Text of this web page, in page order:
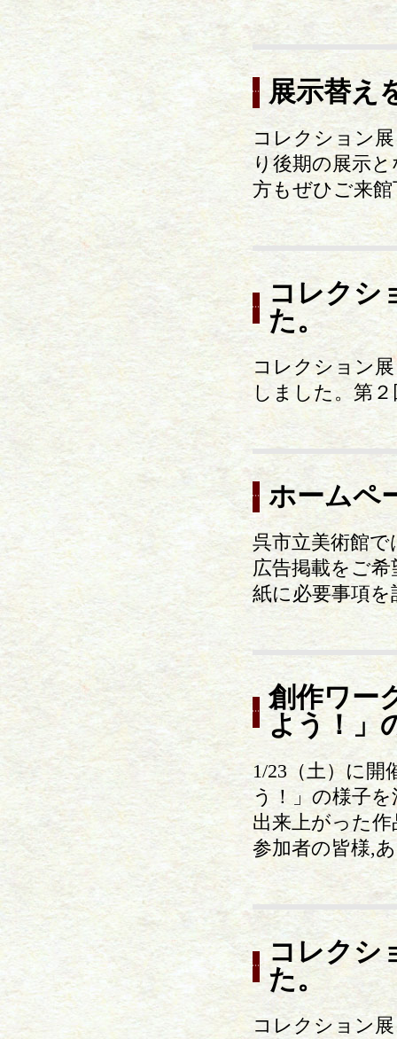
展示替え
コレクション
り後期の展示
方もぜひご来
コレクシ
た。
コレクション
しました。第
ホームペ
呉市立美術館
広告掲載をご
紙に必要事項
創作ワー
よう！」
1/23（土）に
う！」の様子
出来上がった
参加者の皆様,
コレクシ
た。
コレクション